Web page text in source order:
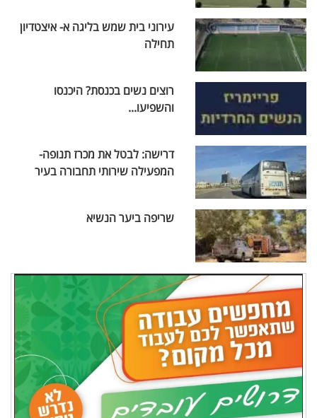
עירוני בית שמש בליגה א- איצטדיון
תחילה
רוצים נשים בכנסת? היכנסו
והשפיעו...
דרישה: לבטל את מכרז תנופה-
המפעילה שירותי תחבורה בעיר
שריפה ביער הנשיא